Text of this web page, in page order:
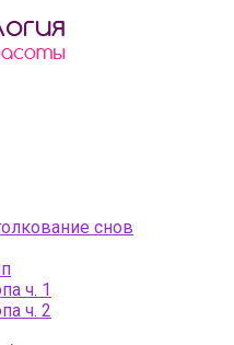
снов
ч. 1
ч. 2